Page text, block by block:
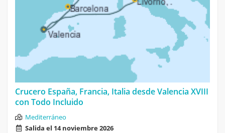
Crucero España, Francia, Italia desde Valencia XVIII
con Todo Incluido
Mediterráneo
Salida el 14 noviembre 2026